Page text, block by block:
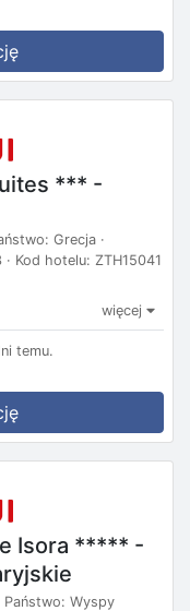
*** -
Grecja ·
Kod hotelu: ZTH15041
więcej
temu.
Isora ***** -
Państwo: Wyspy